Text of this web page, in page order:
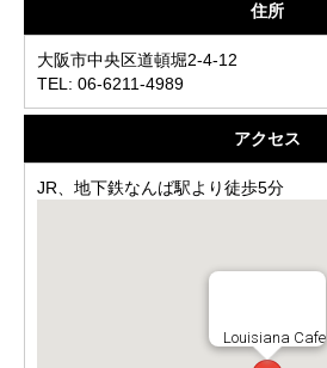
住所
大阪市中央区道頓堀2-4-12
TEL: 06-6211-4989
アクセス
JR、地下鉄なんば駅より徒歩5分
Louisiana Cafe